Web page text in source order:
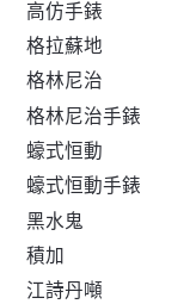
高仿手錶
格拉蘇地
格林尼治
格林尼治手錶
蠔式恒動
蠔式恒動手錶
黑水鬼
積加
江詩丹噸